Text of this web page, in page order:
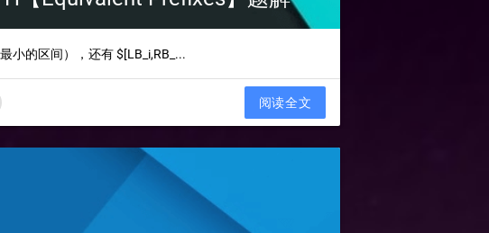
最小的区间），还有$[LB_i,RB_...
阅读全文